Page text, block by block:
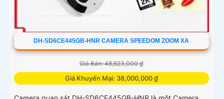
DH-SD6CE445GB-HNR CAMERA SPEEDOM ZOOM XA
Giá Bán: 48,623,000 ₫
Giá Khuyến Mại: 38,000,000 ₫